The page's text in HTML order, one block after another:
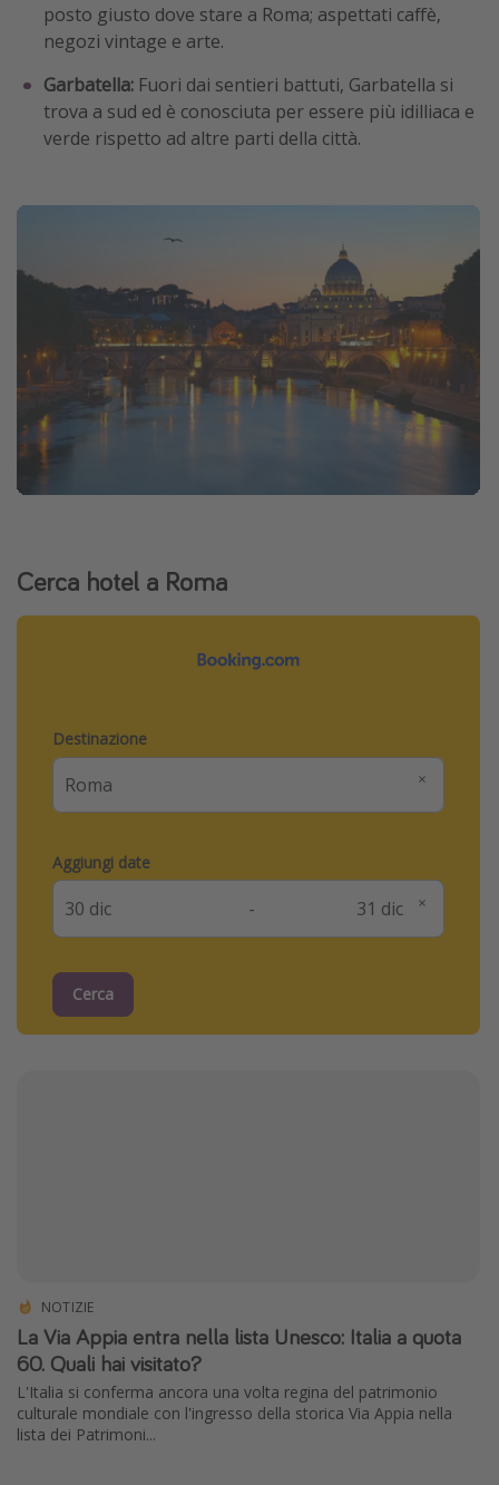
posto giusto dove stare a Roma; aspettati caffè,
negozi vintage e arte.
Garbatella: Fuori dai sentieri battuti, Garbatella si
trova a sud ed è conosciuta per essere più idilliaca e
verde rispetto ad altre parti della città.
Cerca hotel a Roma
Destinazione
Aggiungi date
-
Cerca
NOTIZIE
La Via Appia entra nella lista Unesco: Italia a quota
60. Quali hai visitato?
L'Italia si conferma ancora una volta regina del patrimonio
culturale mondiale con l'ingresso della storica Via Appia nella
lista dei Patrimoni...